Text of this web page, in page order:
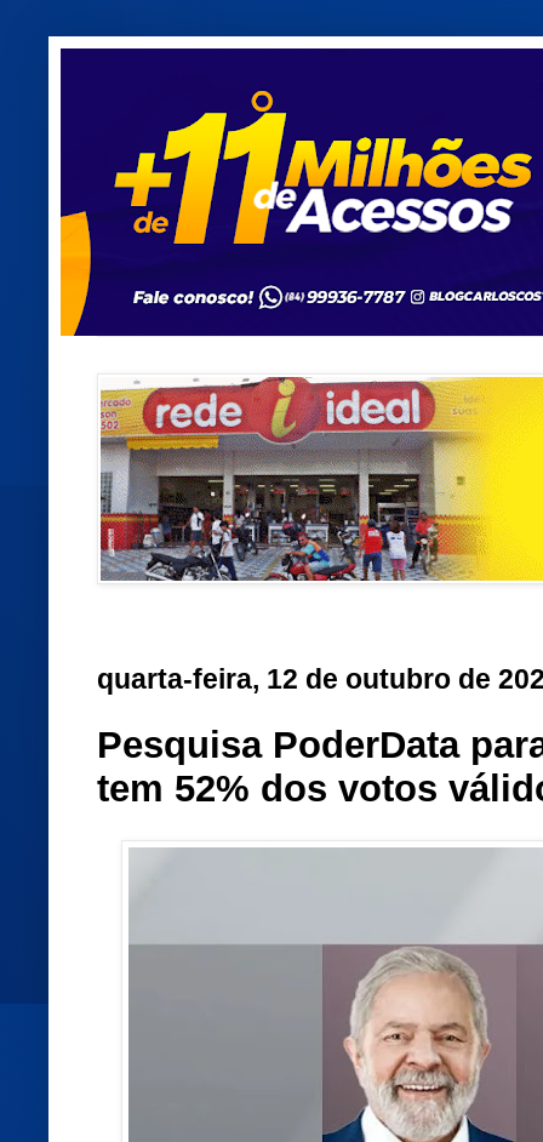
quarta-feira, 12 de outubro de
Pesquisa PoderData
tem 52% dos votos